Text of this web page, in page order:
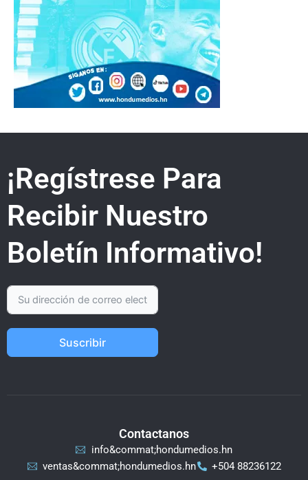
¡Regístrese Para
Recibir Nuestro
Boletín Informativo!
Suscribir
Contactanos
info&commat;hondumedios.hn
ventas&commat;hondumedios.hn
+504 88236122